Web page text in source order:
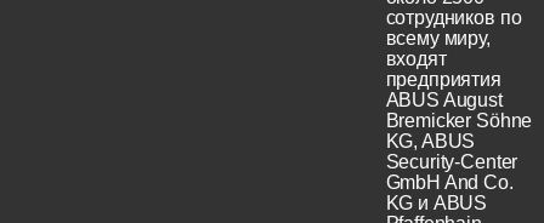
сотрудников по
всему миру,
входят
предприятия
ABUS August
Bremicker Söhne
KG, ABUS
Security-Center
GmbH And Co.
KG и ABUS